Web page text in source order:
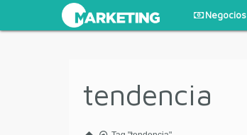
Negocios
tendencia